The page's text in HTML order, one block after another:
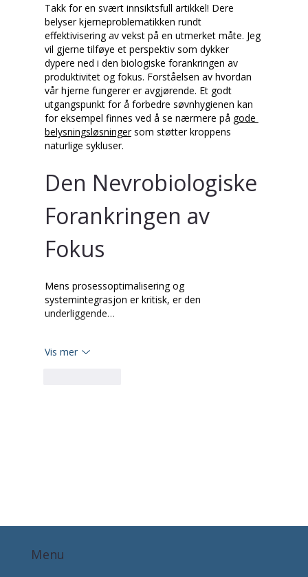
Takk for en svært innsiktsfull artikkel! Dere
belyser kjerneproblematikken rundt
effektivisering av vekst på en utmerket måte. Jeg
vil gjerne tilføye et perspektiv som dykker
dypere ned i den biologiske forankringen av
produktivitet og fokus. Forståelsen av hvordan
vår hjerne fungerer er avgjørende. Et godt
utgangspunkt for å forbedre søvnhygienen kan
for eksempel finnes ved å se nærmere på gode
belysningsløsninger som støtter kroppens
naturlige sykluser.
Den Nevrobiologiske
Forankringen av
Fokus
Mens prosessoptimalisering og
systemintegrasjon er kritisk, er den
underliggende…
Vis mer
Menu